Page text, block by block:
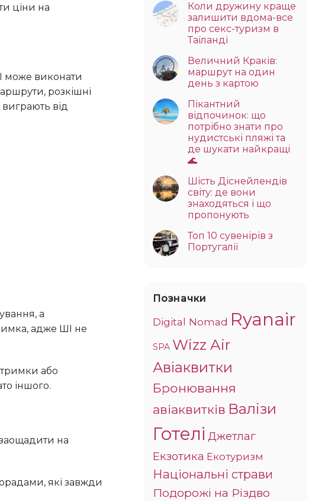
розкішні
від
адже ШІ не
іншого.
Коли дружину краще
залишити вдома-все
про секс-туризм в
Таїланді
Величний Краків:
маршрут на один
день з картою
Пікантний
відпочинок: що
потрібно знати про
нудистські пляжі та
де шукати найкращі
🌊
Шість Діснейлендів
світу: де вони
знаходяться і що
пропонують
Топ 10 сувенірів з
Португалії
Позначки
Digital Nomad Ryanair
SPA Wizz Air
Авіаквитки
Бронювання
авіаквитків Валізи
Готелі Джетлаг
Екзотика Екотуризм
Національні страви
Подорожі на Різдво